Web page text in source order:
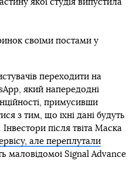
якої студія випустила
своїми постами у
переходити на
який напередодні
примусивши
з тим, що їхні дані будуть
після твіта Маска
але переплутали
маловідомої Signal Advance